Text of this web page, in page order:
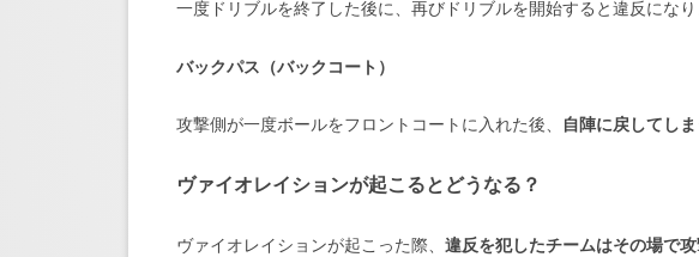
一度ドリブルを終了した後に、再びドリブルを開始すると違反になり
バックパス（バックコート）
攻撃側が一度ボールをフロントコートに入れた後、 自陣に戻してしま
ヴァイオレイションが起こるとどうなる？
ヴァイオレイションが起こった際、 違反を犯したチームはその場で